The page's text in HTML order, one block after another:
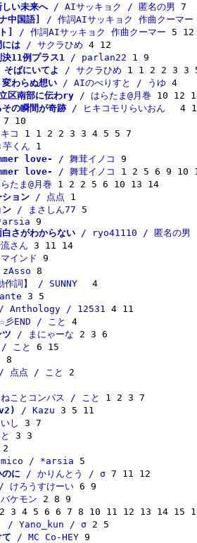
い未来へ / AIサッキョク / 匿名の男
中国語]
/ 作詞AIサッキョク 作曲クーマー
] / 作詞AIサッキョク 作曲クーマー
には / サクラひめ
11例プラス1 / parlan22
ばにいてよ
/ サクラひめ
わらぬ想い / AIのべりすと / うゆ
区南部に伝わry / はらたま@月巻
の瞬間が奇跡 / ヒキコモリらいおん
コ
くん
love- / 舞茸イノコ
love-
/ 舞茸イノコ
ま@月巻
ション / 点点
ン / まさしん77
さがわからない / ryo41110 / 匿名の男
さん
インド
詞】 / SUNNY
Anthology / 12531
彡END / こと
/ まにゃーな
こと
点点 / こと
ことコンパス / こと
/ Kazu
し
/ *arsia
に / かりんとう / σ
けろうすけーい
ケモン
/ Yano_kun / σ
/ MC Co-HEY